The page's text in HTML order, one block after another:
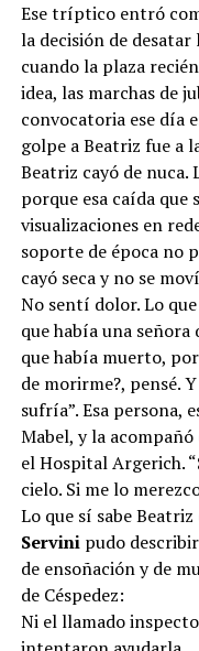
Ese tríptico entró
la decisión de
cuando la plaza
idea, las marchas de
convocatoria ese día
golpe a Beatriz fue a
Beatriz cayó de nuca.
porque esa caída
visualizaciones en
soporte de época no
cayó seca y no se
No sentí dolor. Lo
que había una señora
que había muerto,
de morirme?, pensé.
sufría”. Esa persona,
Mabel, y la
el Hospital Argerich.
cielo. Si me lo
Lo que sí sabe Beatriz
Servini pudo
de ensoñación y de
de Céspedez:
Ni el llamado